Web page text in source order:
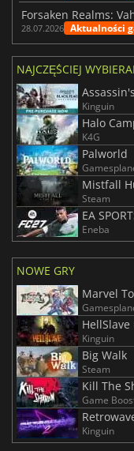
28.07.2026 Aktualności
NAJCZĘŚCIEJ
Kinguin
Halo
K4G
Palworld
Mistfall
Steam
EA
Eneba
NOWE GRY
Marvel
Kinguin
Big Walk
Steam
Kill The
Game
Kinguin